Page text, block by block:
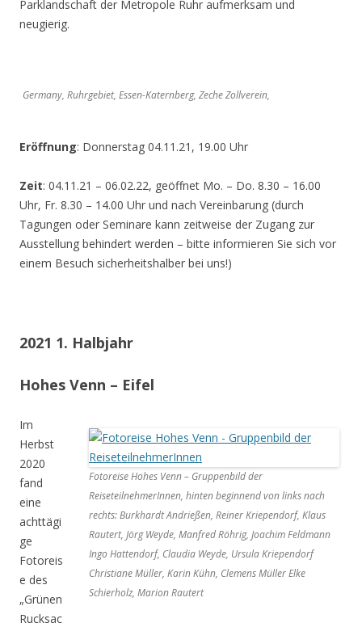
Parklandschaft der Metropole Ruhr aufmerksam und
neugierig.
Germany, Ruhrgebiet, Essen-Katernberg, Zeche Zollverein,
Eröffnung: Donnerstag 04.11.21, 19.00 Uhr
Zeit: 04.11.21 – 06.02.22, geöffnet Mo. – Do. 8.30 – 16.00
Uhr, Fr. 8.30 – 14.00 Uhr und nach Vereinbarung (durch
Tagungen oder Seminare kann zeitweise der Zugang zur
Ausstellung behindert werden – bitte informieren Sie sich vor
einem Besuch sicherheitshalber bei uns!)
2021 1. Halbjahr
Hohes Venn – Eifel
Fotoreise Hohes Venn – Gruppenbild der
ReiseteilnehmerInnen, hinten beginnend von links nach
rechts: Burkhardt Andrießen, Reiner Kriependorf, Klaus
Rautert, Jörg Weyde, Manfred Röhrig, Joachim Feldmann
Ingo Hattendorf, Claudia Weyde, Ursula Kriependorf
Christiane Müller, Karin Kühn, Clemens Müller Elke
Schierholz, Marion Rautert
Im
Herbst
2020
fand
eine
achttägi
ge
Fotoreis
e des
„Grünen
Rucksac